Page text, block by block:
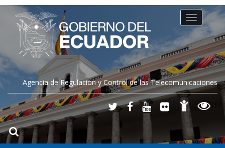
Agencia de Regulación y Control de las Telecomunicaciones
Toggle
navigation